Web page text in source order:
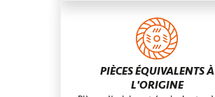
PIÈCES ÉQUIVALENTS À
L'ORIGINE